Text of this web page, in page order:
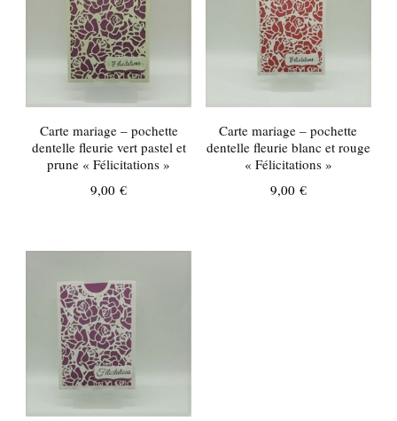
Carte mariage – pochette
dentelle fleurie vert pastel et
prune « Félicitations »
9,00€
Carte mariage – pochette
dentelle fleurie blanc et rouge
« Félicitations »
9,00 €